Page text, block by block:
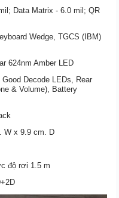
Data Matrix - 6.0 mil; QR
Wedge, TGCS (IBM)
624nm Amber LED
Decode LEDs, Rear
& Volume), Battery
W x 9.9 cm. D
độ rơi 1.5 m